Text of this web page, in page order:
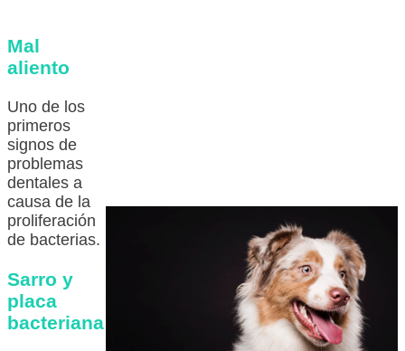
Mal
aliento
Uno de los
primeros
signos de
problemas
dentales a
causa de la
proliferación
de bacterias.
Sarro y
placa
bacteriana